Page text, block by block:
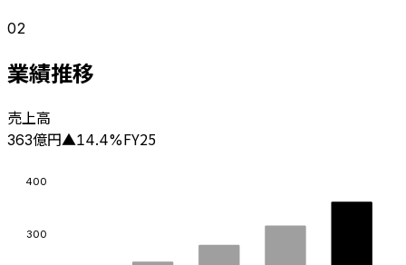
02
業績推移
売上高
363億円▲14.4%FY25
300
400